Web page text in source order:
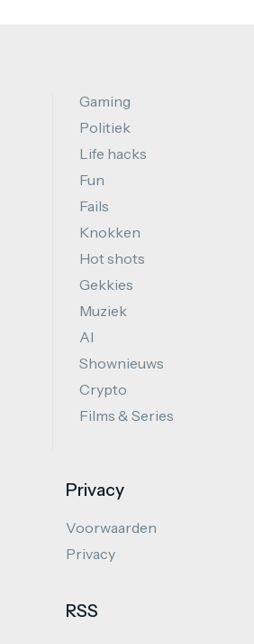
Gaming
Politiek
Life hacks
Fun
Fails
Knokken
Hot shots
Gekkies
Muziek
AI
Shownieuws
Crypto
Films & Series
Privacy
Voorwaarden
Privacy
RSS